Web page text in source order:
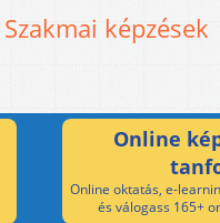
Szakmai képzések
Online
Online oktatás, e-
és válogass 165+